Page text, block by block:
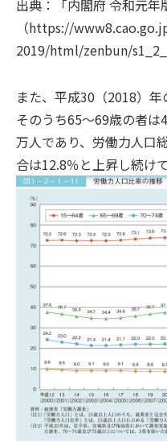
出典：「内閣府 令和元年
（https://
2019/html/zenbun/
また、平成30（2018）年
そのうち65～69歳の者
万人であり、労働力人口
合は12.8％と上昇し続けて